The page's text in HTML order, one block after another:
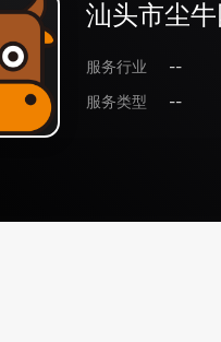
汕头市尘
服务行业
--
服务类型
--